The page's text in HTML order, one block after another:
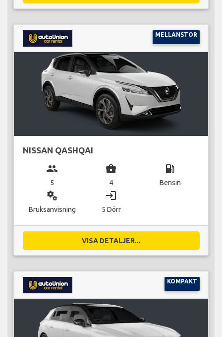
MELLANSTOR
NISSAN QASHQAI
group
5
business_center
4
local_gas_station
Bensin
miscellaneous_services
Bruksanvisning
login
5 Dörr
VISA DETALJER...
KOMPAKT